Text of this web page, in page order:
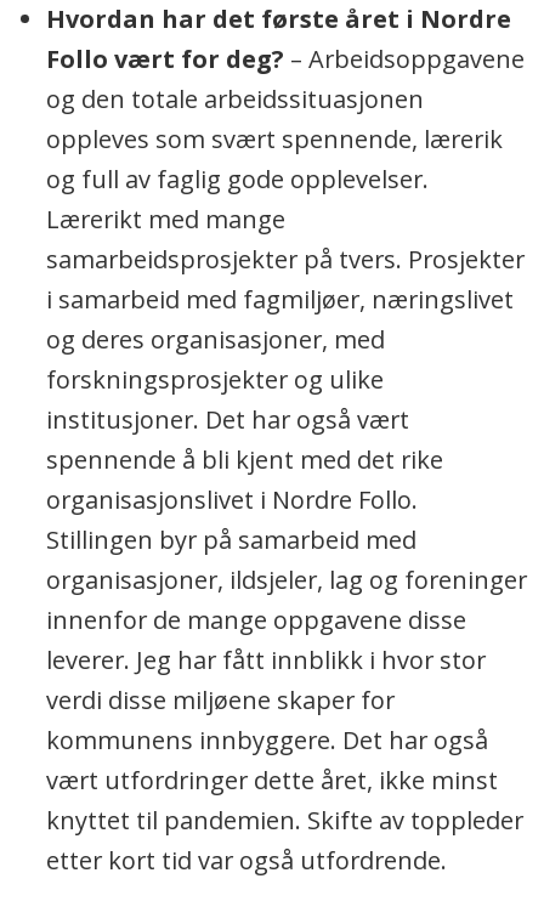
Hvordan har det første året i Nordre
Follo vært for deg? – Arbeidsoppgavene
og den totale arbeidssituasjonen
oppleves som svært spennende, lærerik
og full av faglig gode opplevelser.
Lærerikt med mange
samarbeidsprosjekter på tvers. Prosjekter
i samarbeid med fagmiljøer, næringslivet
og deres organisasjoner, med
forskningsprosjekter og ulike
institusjoner. Det har også vært
spennende å bli kjent med det rike
organisasjonslivet i Nordre Follo.
Stillingen byr på samarbeid med
organisasjoner, ildsjeler, lag og foreninger
innenfor de mange oppgavene disse
leverer. Jeg har fått innblikk i hvor stor
verdi disse miljøene skaper for
kommunens innbyggere. Det har også
vært utfordringer dette året, ikke minst
knyttet til pandemien. Skifte av toppleder
etter kort tid var også utfordrende.